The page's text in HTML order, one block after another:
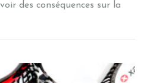
des conséquences sur la
cas de la névrite optique